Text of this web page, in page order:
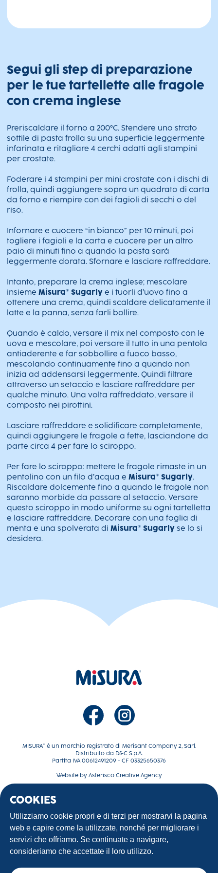
Segui gli step di preparazione
per le tue tartellette alle fragole
con crema inglese
Preriscaldare il forno a 200°C. Stendere uno strato
sottile di pasta frolla su una superficie leggermente
infarinata e ritagliare 4 cerchi adatti agli stampini
per crostate.
Foderare i 4 stampini per mini crostate con i dischi di
frolla, quindi aggiungere sopra un quadrato di carta
da forno e riempire con dei fagioli di secchi o del
riso.
Infornare e cuocere “in bianco” per 10 minuti, poi
togliere i fagioli e la carta e cuocere per un altro
paio di minuti fino a quando la pasta sarà
leggermente dorata. Sfornare e lasciare raffreddare.
Intanto, preparare la crema inglese; mescolare
insieme Misura® Sugarly e i tuorli d’uovo fino a
ottenere una crema, quindi scaldare delicatamente il
latte e la panna, senza farli bollire.
Quando è caldo, versare il mix nel composto con le
uova e mescolare, poi versare il tutto in una pentola
antiaderente e far sobbollire a fuoco basso,
mescolando continuamente fino a quando non
inizia ad addensarsi leggermente. Quindi filtrare
attraverso un setaccio e lasciare raffreddare per
qualche minuto. Una volta raffreddato, versare il
composto nei pirottini.
Lasciare raffreddare e solidificare completamente,
quindi aggiungere le fragole a fette, lasciandone da
parte circa 4 per fare lo sciroppo.
Per fare lo sciroppo: mettere le fragole rimaste in un
pentolino con un filo d’acqua e Misura® Sugarly.
Riscaldare dolcemente fino a quando le fragole non
saranno morbide da passare al setaccio. Versare
questo sciroppo in modo uniforme su ogni tartelletta
e lasciare raffreddare. Decorare con una foglia di
menta e una spolverata di Misura® Sugarly se lo si
desidera.
MISURA® è un marchio registrato di Merisant Company 2, Sarl.
Distribuito da D&C S.p.A.
Partita IVA 00612491209 - CF 03325650376
Website by Asterisco Creative Agency
Terms of use
Privacy Policy
COOKIES
Utilizziamo cookie propri e di terzi per mostrarvi la pagina
web e capire come la utilizzate, nonché per migliorare i
servizi che offriamo. Se continuate a navigare,
consideriamo che accettate il loro utilizzo.